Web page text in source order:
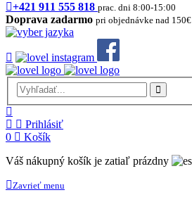
+421 911 555 818 prac. dni 8:00-15:00
Doprava zadarmo pri objednávke nad 150€
Prihlásiť
0
Košík
Váš nákupný košík je zatiaľ prázdny
Zavrieť menu